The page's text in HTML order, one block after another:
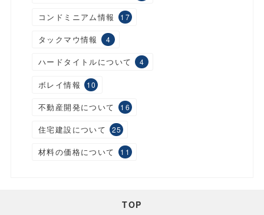
コンドミニアム情報 17
タックマウ情報 4
ハードタイトルについて 4
ボレイ情報 10
不動産開発について 16
住宅建設について 25
材料の価格について 11
TOP